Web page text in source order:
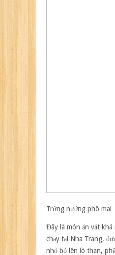
Trứng nướng phô mai
Đây là món ăn vặt khá
chạy tại Nha Trang,
nhỏ bỏ lên lò than,